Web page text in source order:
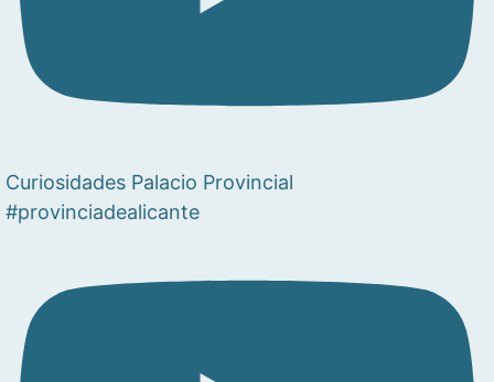
Curiosidades Palacio Provincial
#provinciadealicante